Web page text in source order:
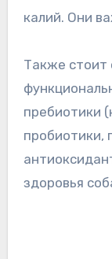
калий. Они
Также стоит
пребиотики
пробиотики,
здоровья